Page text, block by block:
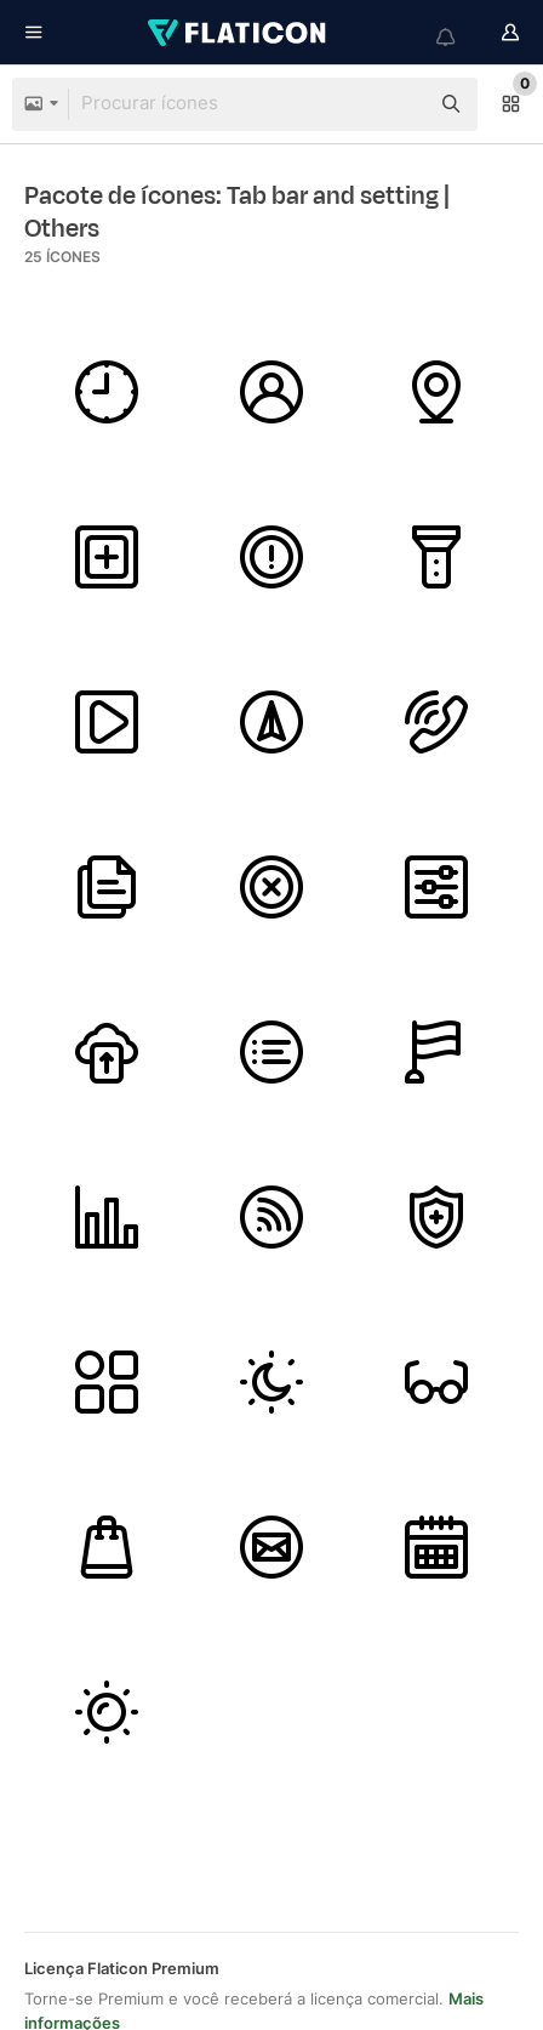
0
Pacote de ícones: Tab bar and setting|
Others
25 ÍCONES
Licença Flaticon Premium
Torne-se Premium e você receberá a licença comercial. Mais
informações